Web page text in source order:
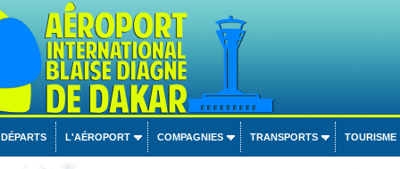
DÉPARTS L'AÉROPORT COMPAGNIES TRANSPORTS TOURISME